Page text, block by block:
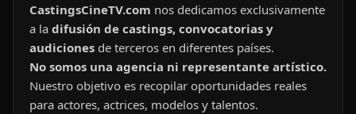
CastingsCineTV.com nos dedicamos exclusivamente
a la difusión de castings, convocatorias y
audiciones de terceros en diferentes países.
No somos una agencia ni representante artístico.
Nuestro objetivo es recopilar oportunidades reales
para actores, actrices, modelos y talentos.